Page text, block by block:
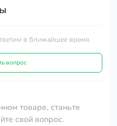
в ближайшее время.
вопрос
товаре, станьте
свой вопрос.